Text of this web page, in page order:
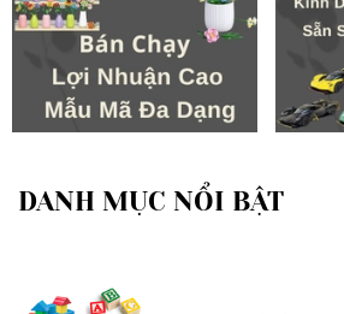
DANH MỤC NỔI BẬT